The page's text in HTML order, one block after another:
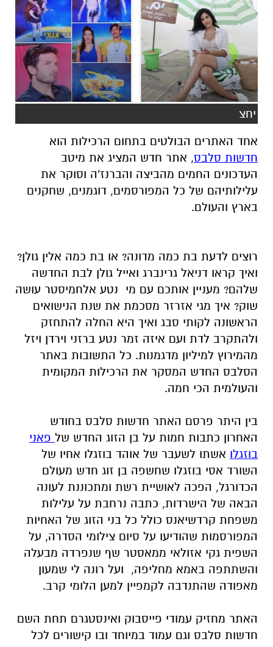
יחצ
אחד האתרים הבולטים בתחום הרכילות הוא
חדשות סלבס, אתר חדש המציג את מיטב
העדכונים החמים מהביצה והברנז'ה וסוקר את
עלילותיהם של כל המפורסמים, דוגמנים, שחקנים
בארץ והעולם.
רוצים לדעת בת כמה מדונה? או בת כמה אלין גולן?
ואיך קראו דניאל גרינברג ואייל גולן לבת החדשה
שלהם? מעניין אותכם עם מי נטע אלחמיסטר עושה
שוק? איך מגי אזרזר מסכמת את שנת הנישואים
הראשונה לקותי סבג ואיך היא החלה להתחזק
ולהתקרב לדת ועם איזה זמר נטע ברזני וירדן ויזל
מהמירוץ למיליון מדגמנות. כל התשובות באתר
הסלבס החדש המסקר את הרכילות המקומית
והעולמית הכי חמה.
בין היתר פרסם האתר חדשות סלבס בחודש
האחרון כתבות חמות על בן הזוג החדש של פאני
בוזגלו אשתו לשעבר של אוהד בוזגלו אחיו של
השורד אסי בוזגלו שחשפה בן זוג חדש מעולם
הכדורגל, הפכה לאושיית רשת ומתכוננת לעונה
הבאה של הישרדות, כתבה נרחבת על עלילות
משפחת קרדשיאנס כולל כל בני הזוג של האחיות
המפורסמות שהודיעו על סיום צילומי הסדרה, על
השפית גקי אזולאי ממאסטר שף שנפרדה מבעלה
והשתתפה באמא מחליפה, ועל רונה לי שמעון
מאפודה שהתנדבה לקמפיין למען הלומי קרב.
האתר מחזיק עמודי פייסבוק ואינסטגרם תחת השם
חדשות סלבס וגם עמוד במיוחד ובו קישורים לכל